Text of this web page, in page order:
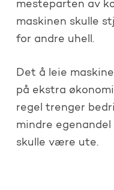
mesteparten av
maskinen skulle
for andre uhell.
Det å leie
på ekstra
regel trenger
mindre
skulle være ute.